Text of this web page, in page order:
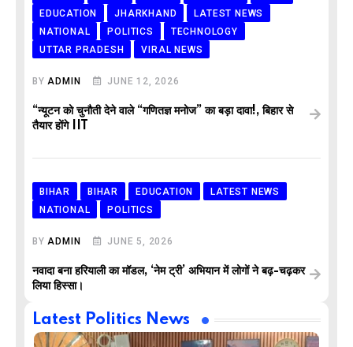
EDUCATION
JHARKHAND
LATEST NEWS
NATIONAL
POLITICS
TECHNOLOGY
UTTAR PRADESH
VIRAL NEWS
BYADMIN JUNE 12, 2026
“न्यूटन को चुनौती देने वाले “गणितज्ञ मनोज” का बड़ा दावा!, बिहार से
तैयार होंगे IIT
BIHAR BIHAR EDUCATION
LATEST NEWS
NATIONAL
POLITICS
BYADMIN JUNE 5, 2026
नवादा बना हरियाली का मॉडल, ‘नेम ट्री’ अभियान में लोगों ने बढ़-चढ़कर
लिया हिस्सा।
Latest Politics News